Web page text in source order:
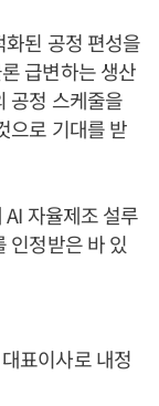
된 공정 편성을
급변하는 생산
공정 스케줄을
으로 기대를 받
자율제조 설루
인정받은 바 있
표이사로 내정